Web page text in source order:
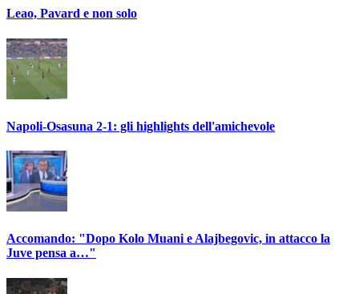
Leao, Pavard e non solo
Napoli-Osasuna 2-1: gli highlights dell'amichevole
Accomando: "Dopo Kolo Muani e Alajbegovic, in attacco la
Juve pensa a…"